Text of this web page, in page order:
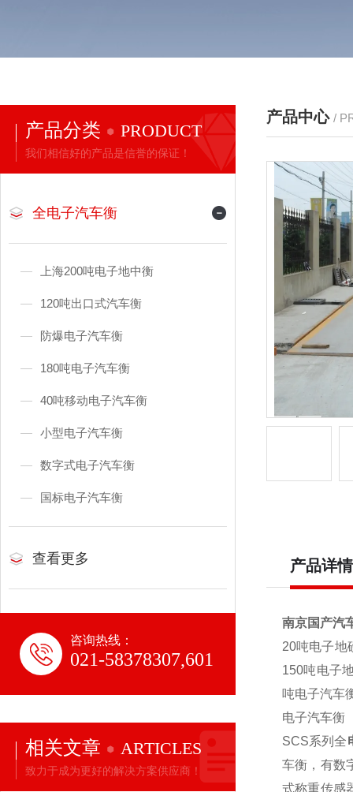
产品分类 PRODUCT
我们相信好的产品是信誉的保证！
全电子汽车衡
上海200吨电子地中衡
120吨出口式汽车衡
防爆电子汽车衡
180吨电子汽车衡
40吨移动电子汽车衡
小型电子汽车衡
数字式电子汽车衡
国标电子汽车衡
查看更多
咨询热线：
021-58378307,601
相关文章 ARTICLES
致力于成为更好的解决方案供应商！
产品中心 /
产品详情
南京国产汽
20吨电子地
150吨电子
吨电子汽车
电子汽车衡
SCS系列全
车衡，有数
式称重传感